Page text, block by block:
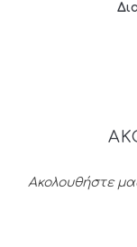
Ακολουθήστε